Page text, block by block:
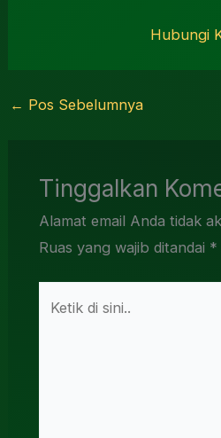
Hubungi
← Pos Sebelumnya
Tinggalkan
Alamat email Anda tidak
Ruas yang wajib ditandai *